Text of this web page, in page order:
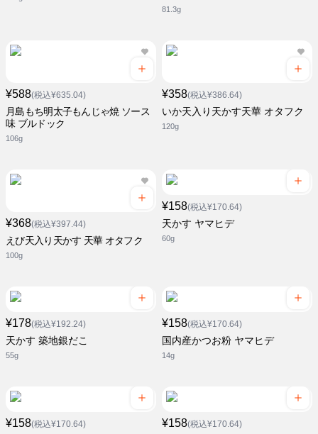
81.3g
¥588(税込¥635.04)
月島もち明太子もんじゃ焼 ソース
味 ブルドック
106g
¥358(税込¥386.64)
いか天入り天かす天華 オタフク
120g
¥368(税込¥397.44)
えび天入り天かす 天華 オタフク
100g
¥158(税込¥170.64)
天かす ヤマヒデ
60g
¥178(税込¥192.24)
天かす 築地銀だこ
55g
¥158(税込¥170.64)
国内産かつお粉 ヤマヒデ
14g
¥158(税込¥170.64) ¥158(税込¥170.64)